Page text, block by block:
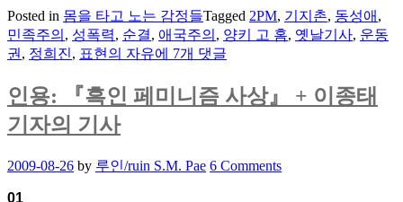
Posted in 몸을 타고 노는 감정들Tagged 2PM, 기지촌, 동성애 ,
민족주의 , 성폭력, 순결, 애국주의 , 양키 고 홈, 옛날기사, 운동
권, 정희진, 표현의 자유옛
기
사:
사
에 7개 댓글
인용: 『흑인 페미니즘 사상』 + 이종태
기자의 기사
Posted
2009-08-26 by 루인/ruin S.M. Pae 6 Comments
01